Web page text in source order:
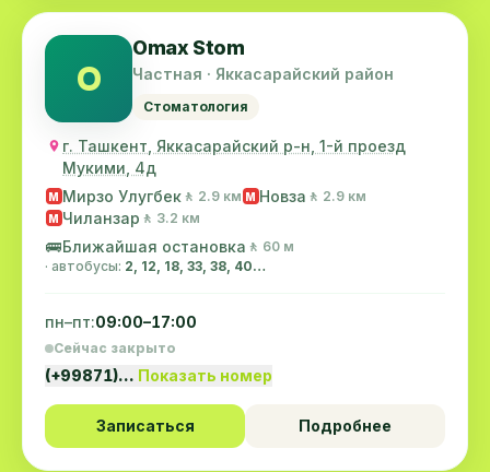
O
Omax Stom
Частная · Яккасарайский район
Стоматология
г. Ташкент, Яккасарайский р-н, 1-й проезд
Мукими, 4д
M Мирзо Улугбек 🚶 2.9 км M Новза 🚶 2.9 км
M Чиланзар 🚶 3.2 км
🚌Ближайшая остановка 🚶 60 м
· автобусы: 2, 12, 18, 33, 38, 40…
пн–пт:09:00–17:00
Сейчас закрыто
(+99871)… Показать номер
Записаться Подробнее